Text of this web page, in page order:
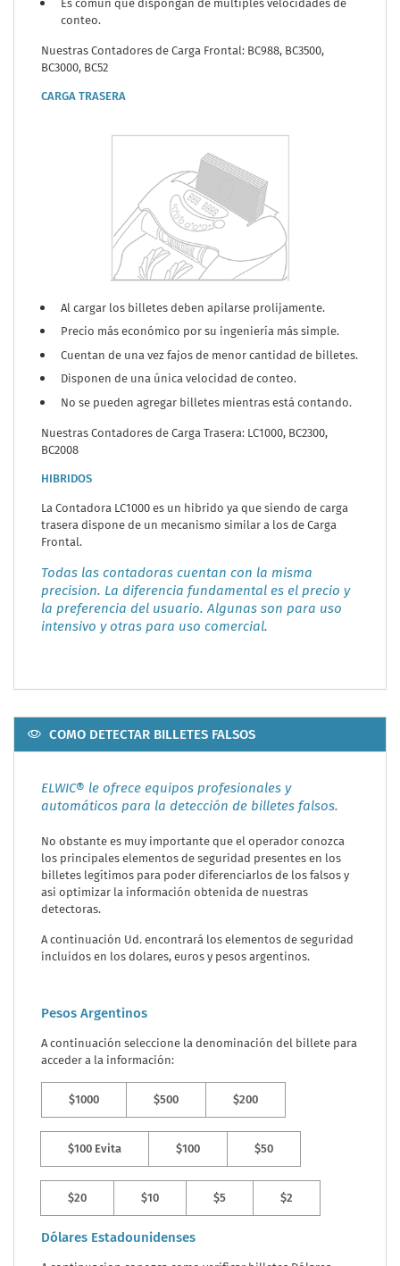
Es común que dispongan de múltiples velocidades de
conteo.
Nuestras Contadores de Carga Frontal: BC988, BC3500,
BC3000, BC52
CARGA TRASERA
Al cargar los billetes deben apilarse prolijamente.
Precio más económico por su ingeniería más simple.
Cuentan de una vez fajos de menor cantidad de billetes.
Disponen de una única velocidad de conteo.
No se pueden agregar billetes mientras está contando.
Nuestras Contadores de Carga Trasera: LC1000, BC2300,
BC2008
HIBRIDOS
La Contadora LC1000 es un hibrido ya que siendo de carga
trasera dispone de un mecanismo similar a los de Carga
Frontal.
Todas las contadoras cuentan con la misma
precision. La diferencia fundamental es el precio y
la preferencia del usuario. Algunas son para uso
intensivo y otras para uso comercial.
COMO DETECTAR BILLETES FALSOS
ELWIC® le ofrece equipos profesionales y
automáticos para la detección de billetes falsos.
No obstante es muy importante que el operador conozca
los principales elementos de seguridad presentes en los
billetes legítimos para poder diferenciarlos de los falsos y
asi optimizar la información obtenida de nuestras
detectoras.
A continuación Ud. encontrará los elementos de seguridad
incluidos en los dolares, euros y pesos argentinos.
Pesos Argentinos
A continuación seleccione la denominación del billete para
acceder a la información:
$1000 $500 $200
$100 Evita $100 $50
$20 $10 $5 $2
Dólares Estadounidenses